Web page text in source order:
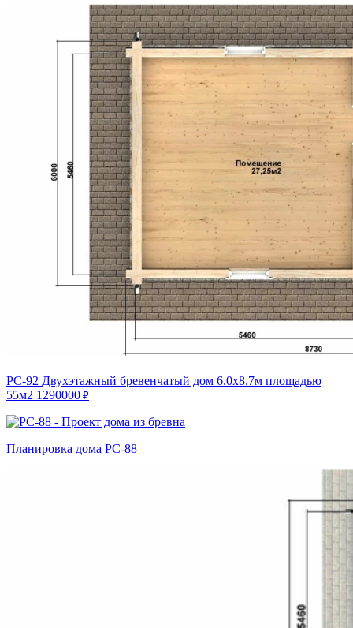
РС-92 Двухэтажный бревенчатый дом 6.0х8.7м площадью
55м2 1290000 ₽
Планировка дома РС-88